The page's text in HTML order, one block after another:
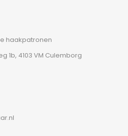
haakpatronen
1b, 4103 VM Culemborg